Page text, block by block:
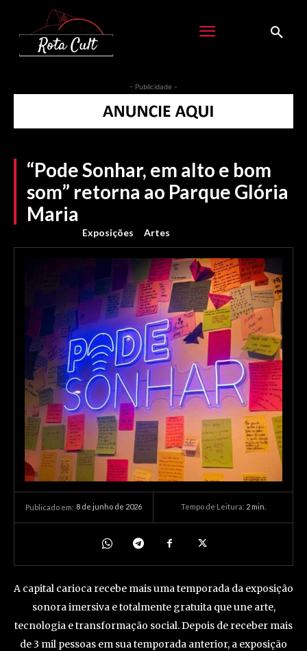
- Publicidade -
“Pode Sonhar, em alto e bom
som” retorna ao Parque Glória
Maria
Exposições Artes
Publicado em: 8 de junho de 2026 Tempo de Leitura: 2min.
A capital carioca recebe mais uma temporada da exposição
sonora imersiva e totalmente gratuita que une arte,
tecnologia e transformação social. Depois de receber mais
de 3 mil pessoas em sua temporada anterior, a exposição